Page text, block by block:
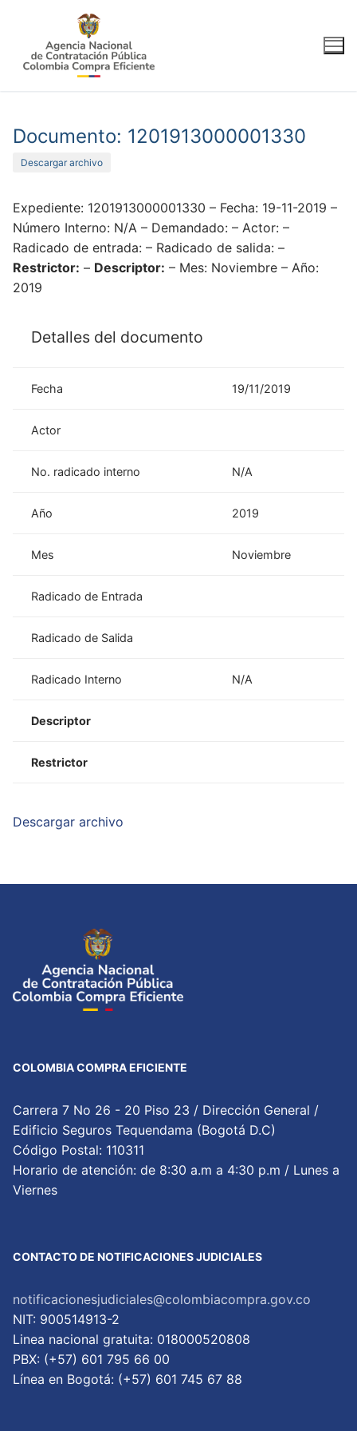
contenido
Documento: 1201913000001330
Descargar archivo
Expediente: 1201913000001330 – Fecha: 19-11-2019 –
Número Interno: N/A – Demandado: – Actor: –
Radicado de entrada: – Radicado de salida: –
Restrictor: – Descriptor: – Mes: Noviembre – Año:
2019
Detalles del documento
Fecha 19/11/2019
Actor
No. radicado interno N/A
Año 2019
Mes Noviembre
Radicado de Entrada
Radicado de Salida
Radicado Interno N/A
Descriptor
Restrictor
Descargar archivo
COLOMBIA COMPRA EFICIENTE
Carrera 7 No 26 - 20 Piso 23 / Dirección General /
Edificio Seguros Tequendama (Bogotá D.C)
Código Postal: 110311
Horario de atención: de 8:30 a.m a 4:30 p.m / Lunes a
Viernes
CONTACTO DE NOTIFICACIONES JUDICIALES
notificacionesjudiciales@colombiacompra.gov.co
NIT: 900514913-2
Linea nacional gratuita: 018000520808
PBX: (+57) 601 795 66 00
Lí­nea en Bogotá: (+57) 601 745 67 88